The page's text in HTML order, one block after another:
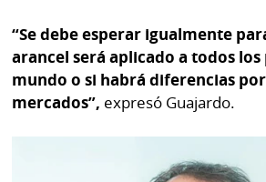
“Se debe esperar igualmente
arancel será aplicado a todos los
mundo o si habrá diferencias
mercados”, expresó Guajardo.